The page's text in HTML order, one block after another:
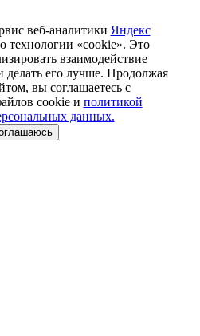
веб-аналитики Яндекс
технологии «cookie». Это
взаимодействие
делать его лучше. Продолжая
вы соглашаетесь с
cookie и политикой
данных.